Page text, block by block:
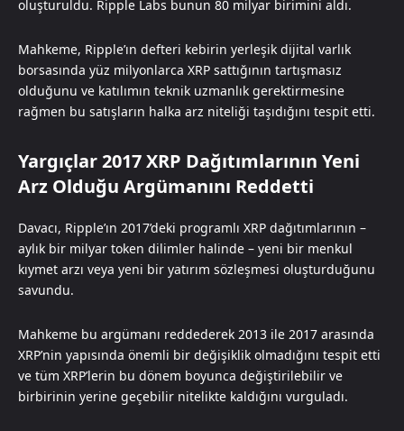
oluşturuldu. Ripple Labs bunun 80 milyar birimini aldı.
Mahkeme, Ripple’ın defteri kebirin yerleşik dijital varlık
borsasında yüz milyonlarca XRP sattığının tartışmasız
olduğunu ve katılımın teknik uzmanlık gerektirmesine
rağmen bu satışların halka arz niteliği taşıdığını tespit etti.
Yargıçlar 2017 XRP Dağıtımlarının Yeni
Arz Olduğu Argümanını Reddetti
Davacı, Ripple’ın 2017’deki programlı XRP dağıtımlarının –
aylık bir milyar token dilimler halinde – yeni bir menkul
kıymet arzı veya yeni bir yatırım sözleşmesi oluşturduğunu
savundu.
Mahkeme bu argümanı reddederek 2013 ile 2017 arasında
XRP’nin yapısında önemli bir değişiklik olmadığını tespit etti
ve tüm XRP’lerin bu dönem boyunca değiştirilebilir ve
birbirinin yerine geçebilir nitelikte kaldığını vurguladı.